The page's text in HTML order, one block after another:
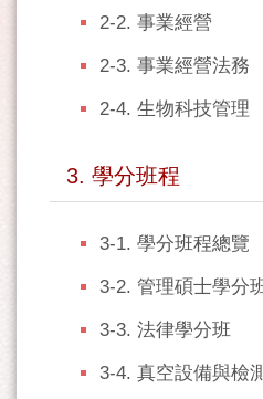
2-2. 事業經營
2-3. 事業經營法務
2-4. 生物科技管理
3. 學分班程
3-1. 學分班程總覽
3-2. 管理碩士學分
3-3. 法律學分班
3-4. 真空設備與檢